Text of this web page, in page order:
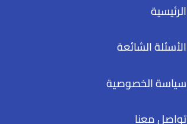
الرئيسية
الأسئلة الشائعة
سياسة الخصوصية
تواصل معنا